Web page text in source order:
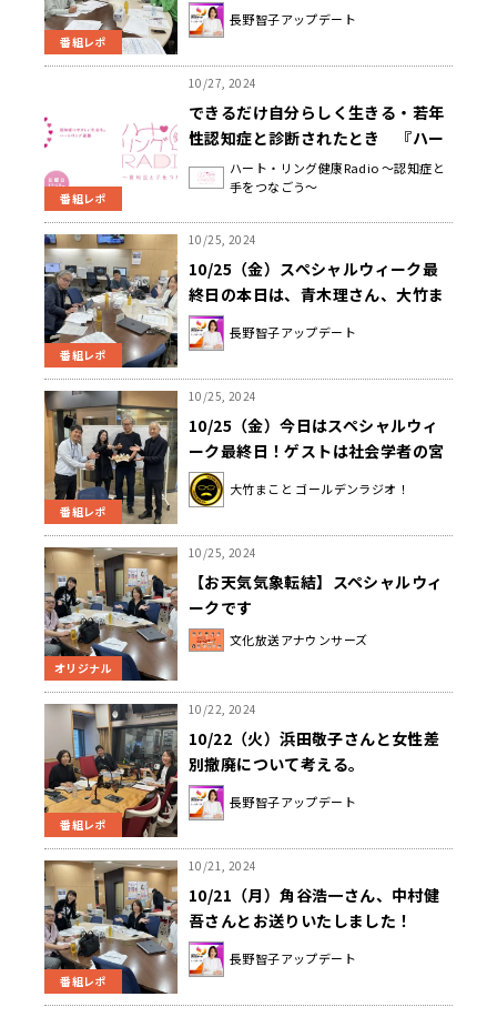
番組レポ
長野智子アップデート
番組レポ
10/27, 2024
できるだけ自分らしく生きる・若年
性認知症と診断されたとき 『ハー
ト・リング健康Radio～認知症と手
をつなごう〜 』
ハート・リング健康Radio ～認知症と
手をつなごう～
番組レポ
10/25, 2024
10/25（金）スペシャルウィーク最
終日の本日は、青木理さん、大竹ま
ことさん(一瞬)と一緒にお送りしま
した！
長野智子アップデート
番組レポ
10/25, 2024
10/25（金）今日はスペシャルウィ
ーク最終日！ゲストは社会学者の宮
台真司さんでした！
大竹まこと ゴールデンラジオ！
オリジナル
10/25, 2024
【お天気気象転結】スペシャルウィ
ークです
文化放送アナウンサーズ
番組レポ
10/22, 2024
10/22（火）浜田敬子さんと女性差
別撤廃について考える。
長野智子アップデート
番組レポ
10/21, 2024
10/21（月）角谷浩一さん、中村健
吾さんとお送りいたしました！
長野智子アップデート